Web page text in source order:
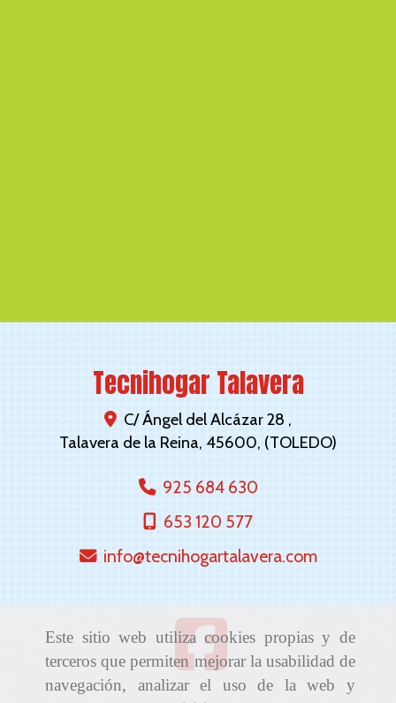
Este sitio web utiliza cookies propias y de
terceros que permiten mejorar la usabilidad de
navegación, analizar el uso de la web y
Tecnihogar Talavera
C/ Ángel del Alcázar 28 ,
Talavera de la Reina, 45600, (TOLEDO)
925 684 630
653 120 577
info
tecnihogartalavera.com